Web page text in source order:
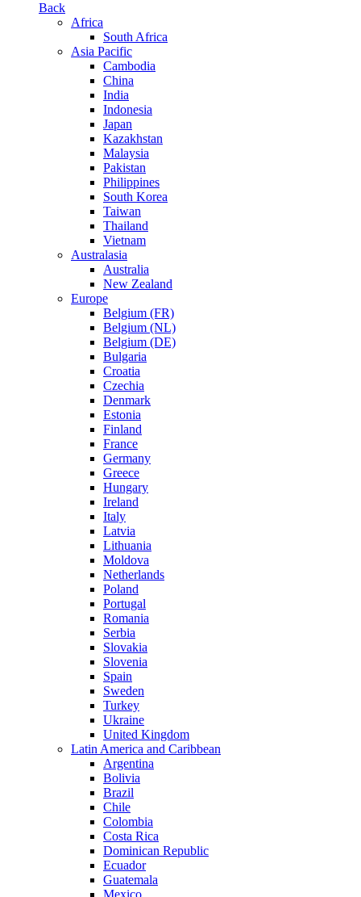
Back
Africa
South Africa
Asia Pacific
Cambodia
China
India
Indonesia
Japan
Kazakhstan
Malaysia
Pakistan
Philippines
South Korea
Taiwan
Thailand
Vietnam
Australasia
Australia
New Zealand
Europe
Belgium (FR)
Belgium (NL)
Belgium (DE)
Bulgaria
Croatia
Czechia
Denmark
Estonia
Finland
France
Germany
Greece
Hungary
Ireland
Italy
Latvia
Lithuania
Moldova
Netherlands
Poland
Portugal
Romania
Serbia
Slovakia
Slovenia
Spain
Sweden
Turkey
Ukraine
United Kingdom
Latin America and Caribbean
Argentina
Bolivia
Brazil
Chile
Colombia
Costa Rica
Dominican Republic
Ecuador
Guatemala